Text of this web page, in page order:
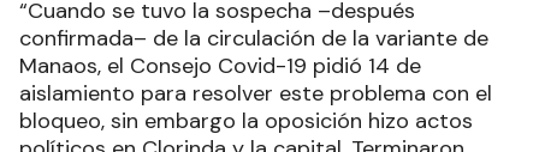
“Cuando se tuvo la sospecha –después
confirmada– de la circulación de la variante de
Manaos, el Consejo Covid-19 pidió 14 de
aislamiento para resolver este problema con el
bloqueo, sin embargo la oposición hizo actos